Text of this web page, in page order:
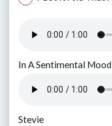
In A Sentimental Mood
Stevie